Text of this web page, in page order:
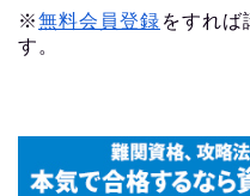
※無料会員登録 をすれば
す。